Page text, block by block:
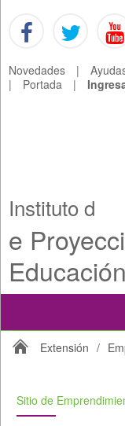
Novedades |
|
Portada |
Instituto d
e
Extensión /
Sitio de